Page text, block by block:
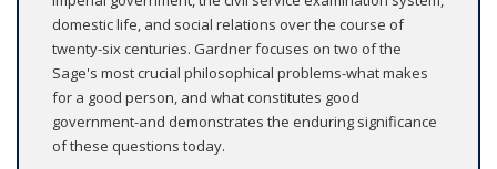
domestic life, and social relations over the course of
twenty-six centuries. Gardner focuses on two of the
Sage's most crucial philosophical problems-what makes
for a good person, and what constitutes good
government-and demonstrates the enduring significance
of these questions today.